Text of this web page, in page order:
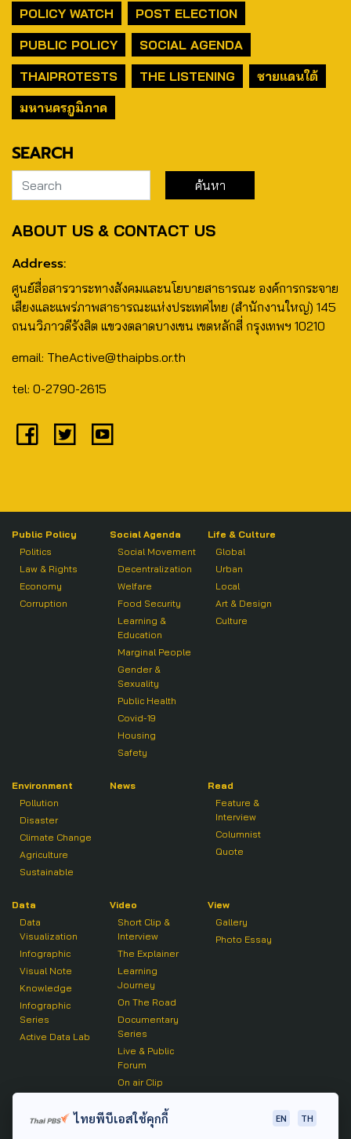
POLICY WATCH
POST ELECTION
PUBLIC POLICY
SOCIAL AGENDA
THAIPROTESTS
THE LISTENING
ชายแดนใต้
มหานครภูมิภาค
SEARCH
ABOUT US & CONTACT US
Address:
ศูนย์สื่อสารวาระทางสังคมและนโยบายสาธารณะ องค์การกระจาย
เสียงและแพร่ภาพสาธารณะแห่งประเทศไทย (สำนักงานใหญ่) 145
ถนนวิภาวดีรังสิต แขวงตลาดบางเขน เขตหลักสี่ กรุงเทพฯ 10210
email: TheActive@thaipbs.or.th
tel: 0-2790-2615
Public Policy
Politics
Law & Rights
Economy
Corruption
Social Agenda
Social Movement
Decentralization
Welfare
Food Security
Learning &
Education
Marginal People
Gender &
Sexuality
Public Health
Covid-19
Housing
Safety
Life & Culture
Global
Urban
Local
Art & Design
Culture
Environment
Pollution
Disaster
Climate Change
Agriculture
Sustainable
News
Read
Feature &
Interview
Columnist
Quote
Data
Data
Visualization
Infographic
Visual Note
Knowledge
Infographic
Series
Active Data Lab
Video
Short Clip &
Interview
The Explainer
Learning
Journey
On The Road
Documentary
Series
Live & Public
Forum
On air Clip
View
Gallery
Photo Essay
ไทยพีบีเอสใช้คุกกี้ EN TH